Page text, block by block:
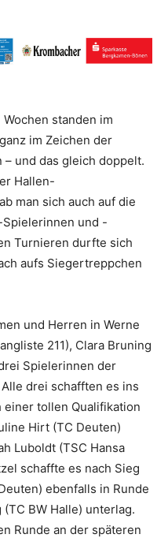
standen im
im Zeichen der
und das gleich doppelt.
Hallen-
man sich auch auf die
und -
Turnieren durfte sich
aufs Siegertreppchen
und Herren in Werne
211), Clara Bruning
Spielerinnen der
drei schafften es ins
einer tollen Qualifikation
Hirt (TC Deuten)
Luboldt (TSC Hansa
schaffte es nach Sieg
ebenfalls in Runde
BW Halle) unterlag.
Runde an der späteren